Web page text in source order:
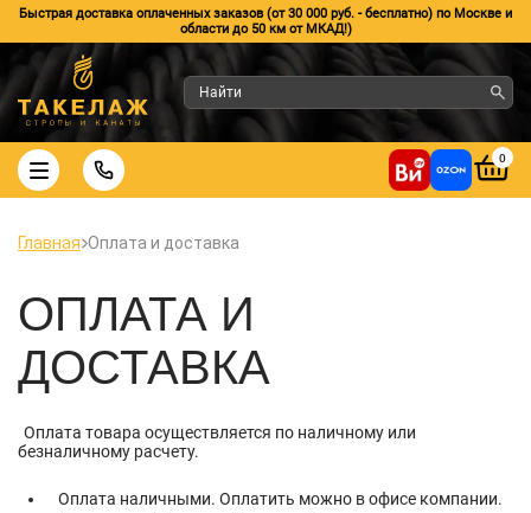
Быстрая доставка оплаченных заказов (от 30 000 руб. - бесплатно) по Москве и
области до 50 км от МКАД!)
0
Главная Оплата и доставка
ОПЛАТА И
ДОСТАВКА
Оплата товара осуществляется по наличному или
безналичному расчету.
Оплата наличными. Оплатить можно в офисе компании.